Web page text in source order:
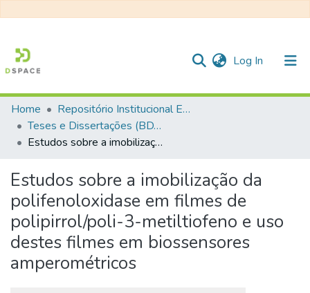
Log In (current)
Communities & Collections
All of DSpace
Statistics
Home
Repositório Institucional EESC
Teses e Dissertações (BDTD USP)
Estudos sobre a imobilização da polifenoloxidase em filmes de polipirrol/poli-3-metiltiofeno e uso destes filmes em biossensores amperométricos
Estudos sobre a imobilização da
polifenoloxidase em filmes de
polipirrol/poli-3-metiltiofeno e uso
destes filmes em biossensores
amperométricos